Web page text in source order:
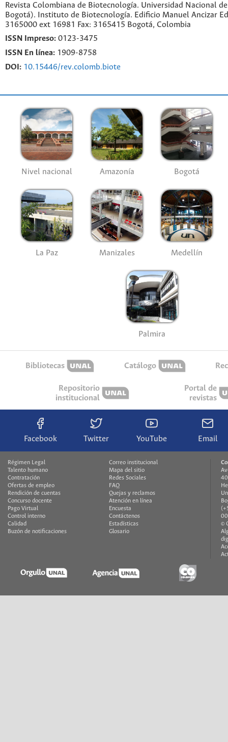
Revista Colombiana de Biotecnología. Universidad Nacional
Bogotá). Instituto de Biotecnología. Edificio Manuel Ancizar
3165000 ext 16981 Fax: 3165415 Bogotá, Colombia
ISSN Impreso: 0123-3475
ISSN En línea: 1909-8758
DOI: 10.15446/rev.colomb.biote
Nivel nacional Amazonía Bogotá
La Paz Manizales Medellín
Palmira
Bibliotecas Catálogo
Repositorio
institucional
Portal de
revistas
Facebook Twitter YouTube Email
Régimen Legal
Talento humano
Contratación
Ofertas de empleo
Rendición de cuentas
Concurso docente
Pago Virtual
Control interno
Calidad
Buzón de notificaciones
Correo institucional
Mapa del sitio
Redes Sociales
FAQ
Quejas y reclamos
Atención en línea
Encuesta
Contáctenos
Estadísticas
Glosario
©